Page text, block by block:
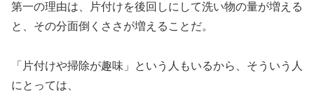
第一の理由は、片付けを後回しにして洗い物の量が増える
と、その分面倒くささが増えることだ。
「片付けや掃除が趣味」という人もいるから、そういう人
にとっては、